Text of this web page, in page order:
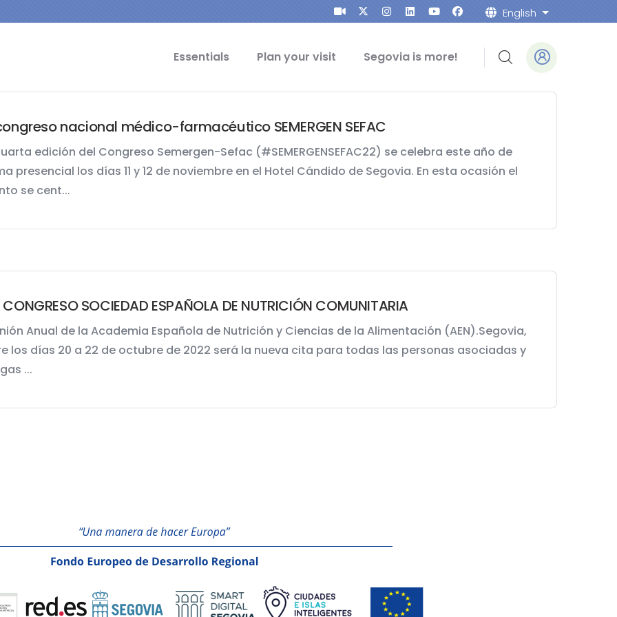
English List
Essentials Plan your visit Segovia is more!
nacional médico-farmacéutico SEMERGEN SEFAC
edición del Congreso Semergen-Sefac (#SEMERGENSEFAC22) se celebra este año de
presencial los días 11 y 12 de noviembre en el Hotel Cándido de Segovia. En esta ocasión el
se cent...
SOCIEDAD ESPAÑOLA DE NUTRICIÓN COMUNITARIA
Anual de la Academia Española de Nutrición y Ciencias de la Alimentación (AEN).Segovia,
los días 20 a 22 de octubre de 2022 será la nueva cita para todas las personas asociadas y
...